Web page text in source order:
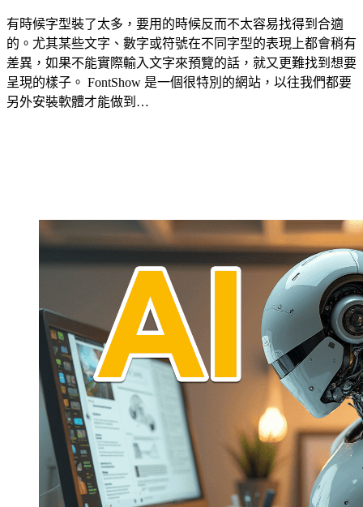
有時候字型裝了太多，要用的時候反而不太容易找得到合適
的。尤其某些文字、數字或符號在不同字型的表現上都會稍有
差異，如果不能實際輸入文字來預覽的話，就又更難找到想要
呈現的樣子。 FontShow 是一個很特別的網站，以往我們都要
另外安裝軟體才能做到…